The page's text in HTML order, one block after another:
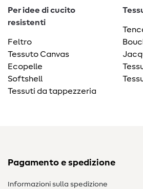
Per idee di cucito
resistenti
Feltro
Tessuto Canvas
Ecopelle
Softshell
Tessuti da tappezzeria
Pagamento e spedizione
Informazioni sulla spedizione